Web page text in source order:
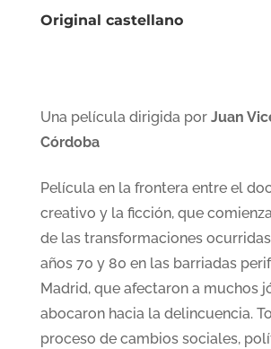
Original castellano
Una película dirigida por Juan
Córdoba
Película en la frontera entre el
creativo y la ficción, que
de las transformaciones
años 70 y 80 en las barriadas
Madrid, que afectaron a muchos
abocaron hacia la delincuencia.
proceso de cambios sociales,